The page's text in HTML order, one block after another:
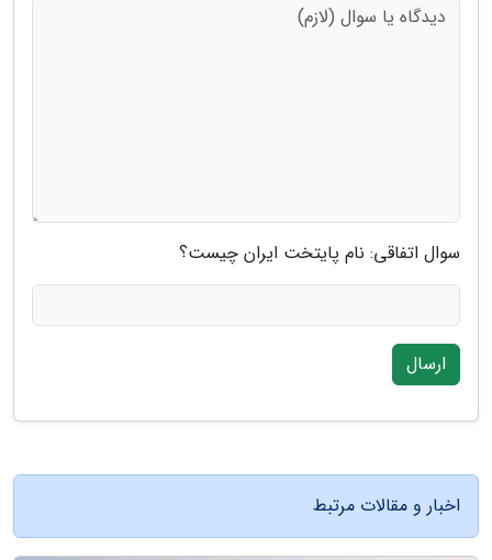
سوال اتفاقی: نام پایتخت ایران چیست؟
ارسال
اخبار و مقالات مرتبط